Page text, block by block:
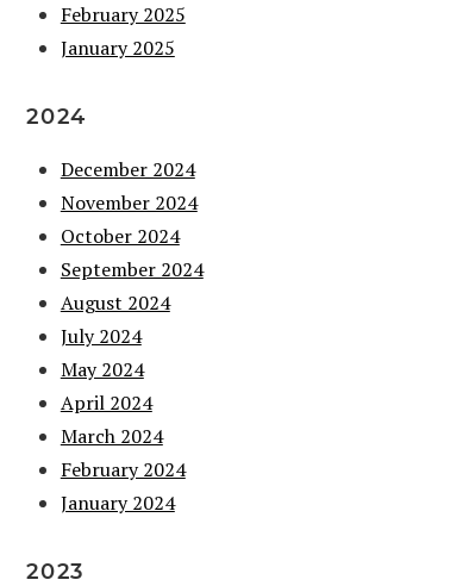
February 2025
January 2025
2024
December 2024
November 2024
October 2024
September 2024
August 2024
July 2024
May 2024
April 2024
March 2024
February 2024
January 2024
2023